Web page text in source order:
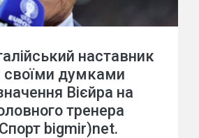
наставник
своїми думками
Вієйра на
тренера
bigmir)net.